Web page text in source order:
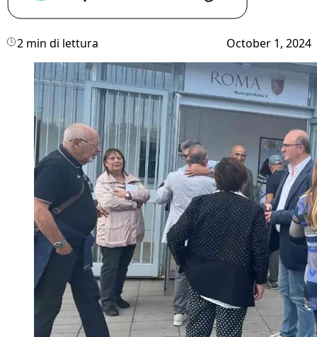
2 min di lettura October 1, 2024